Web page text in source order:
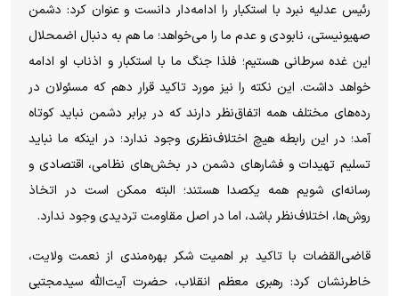
رئیس عدلیه نبرد با استکبار را ادامه‌دار دانست و عنوان کرد: دشمن
صهیونیستی، نابودی و عدم ما را می‌خواهد؛ ما هم به دنبال اضمحلال
این غده سرطانی هستیم؛ فلذا جنگ ما با استکبار و اذناب او ادامه
خواهد داشت. این نکته را نیز مورد تاکید قرار دهم که مسئولان در
رده‌های مختلف همه اتفاق‌نظر دارند که در برابر دشمن نباید کوتاه
آمد؛ در این رابطه هیچ اختلاف‌نظری وجود ندارد؛ در اینکه ما نباید
تسلیم تهیدات و فشارهای دشمن در بخش‌های نظامی، اقتصادی و
رسانه‌ای شویم همه یکصدا هستند؛ البته ممکن است در اتخاذ
روش‌ها، اختلاف‌نظر باشد، اما در اصل مقاومت تردیدی وجود ندارد.
قاضی‌القضات با تاکید بر اهمیت شکر بهره‌مندی از نعمت ولایت،
خاطرنشان کرد: رهبری معظم انقلاب، حضرت آیت‌الله سیدمجتبی